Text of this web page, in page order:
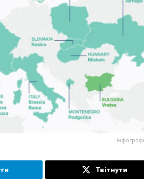
Твітнути